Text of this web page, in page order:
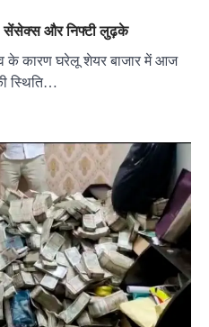
सेंसेक्स और निफ्टी लुढ़के
के कारण घरेलू शेयर बाजार में आज
स्थिति…